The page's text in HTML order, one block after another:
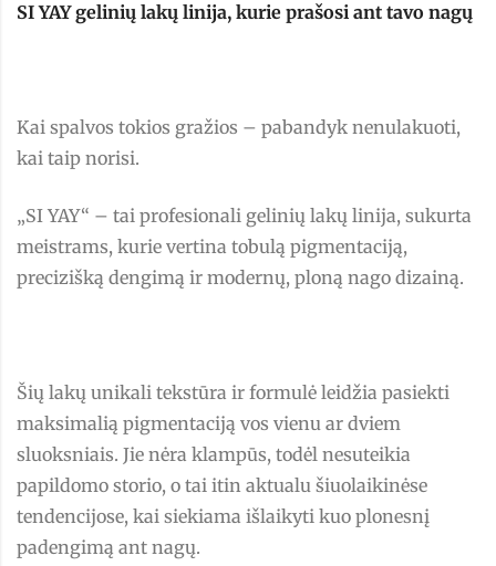
SI YAY gelinių lakų linija, kurie prašosi ant tavo nagų
Kai spalvos tokios gražios – pabandyk nenulakuoti,
kai taip norisi.
„SI YAY“ – tai profesionali gelinių lakų linija, sukurta
meistrams, kurie vertina tobulą pigmentaciją,
precizišką dengimą ir modernų, ploną nago dizainą.
Šių lakų unikali tekstūra ir formulė leidžia pasiekti
maksimalią pigmentaciją vos vienu ar dviem
sluoksniais. Jie nėra klampūs, todėl nesuteikia
papildomo storio, o tai itin aktualu šiuolaikinėse
tendencijose, kai siekiama išlaikyti kuo plonesnį
padengimą ant nagų.